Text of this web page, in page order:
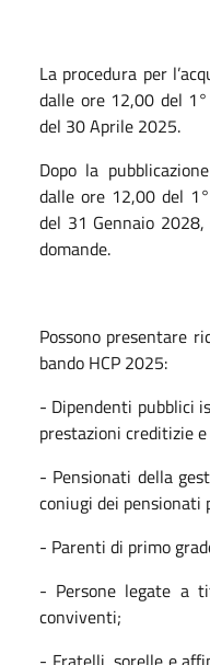
La procedura per
dalle ore 12,00 del
del 30 Aprile 2025.
Dopo la
dalle ore 12,00 del
del 31 Gennaio
domande.
Possono presentare
bando HCP 2025:
- Dipendenti pubblici
prestazioni creditizie
- Pensionati della
coniugi dei pensionati
- Parenti di primo
- Persone legate a
conviventi;